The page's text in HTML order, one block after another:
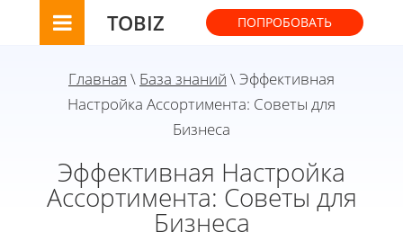
TOBIZ ПОПРОБОВАТЬ
Главная \ База знаний \ Эффективная
Настройка Ассортимента: Советы для
Бизнеса
Эффективная Настройка
Ассортимента: Советы для
Бизнеса